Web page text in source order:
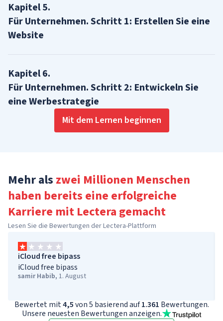
Kapitel5.
Für Unternehmen. Schritt 1: Erstellen Sie eine
Website
Kapitel6.
Für Unternehmen. Schritt 2: Entwickeln Sie
eine Werbestrategie
Mit dem Lernen beginnen
Mehr als zwei Millionen Menschen
haben bereits eine erfolgreiche
Karriere mit Lectera gemacht
Lesen Sie die Bewertungen der Lectera-Plattform
iCloud free bipass
iCloud free bipass
samir Habib, 1. August
Bewertet mit4,5von 5 basierend auf1.361 Bewertungen.
Unsere neuesten Bewertungen anzeigen.